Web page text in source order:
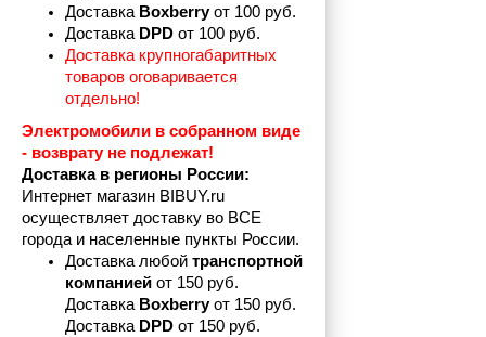
Доставка Boxberry от 100 руб.
Доставка DPD от 100 руб.
Доставка крупногабаритных
товаров оговаривается
отдельно!
Электромобили в собранном виде
- возврату не подлежат!
Доставка в регионы России:
Интернет магазин BIBUY.ru
осуществляет доставку во ВСЕ
города и населенные пункты России.
Доставка любой транспортной
компанией от 150 руб.
Доставка Boxberry от 150 руб.
Доставка DPD от 150 руб.